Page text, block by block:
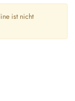
ist nicht